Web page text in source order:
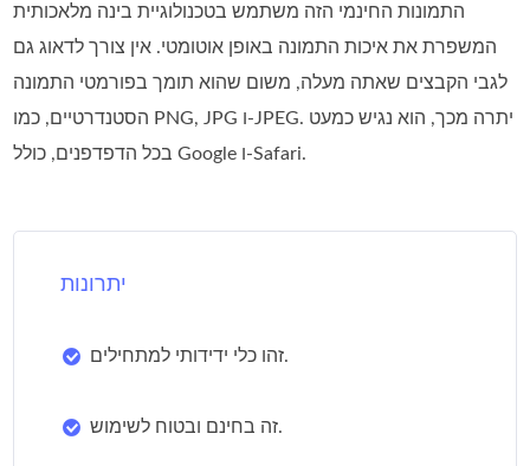
התמונות החינמי הזה משתמש בטכנולוגיית בינה מלאכותית
המשפרת את איכות התמונה באופן אוטומטי. אין צורך לדאוג גם
לגבי הקבצים שאתה מעלה, משום שהוא תומך בפורמטי התמונה
הסטנדרטיים, כמו PNG,‏ JPG ו‑JPEG. יתרה מכך, הוא נגיש כמעט
בכל הדפדפנים, כולל Google ו‑Safari.
יתרונות
זהו כלי ידידותי למתחילים.
זה בחינם ובטוח לשימוש.